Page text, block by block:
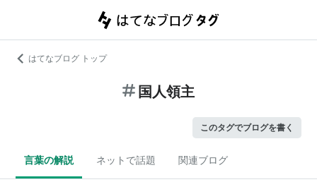
はてなブログ トップ
国人領主
このタグでブログを書く
言葉の解説 ネットで話題 関連ブログ